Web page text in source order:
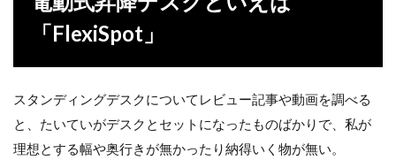
「FlexiSpot」
スタンディングデスクについてレビュー記事や動画を調べる
と、たいていがデスクとセットになったものばかりで、私が
理想とする幅や奥行きが無かったり納得いく物が無い。